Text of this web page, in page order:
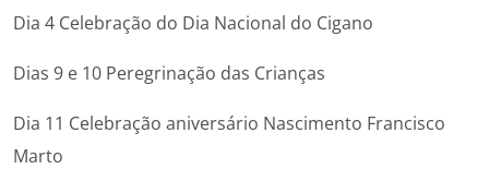
Dia 4 Celebração do Dia Nacional do Cigano
Dias 9 e 10 Peregrinação das Crianças
Dia 11 Celebração aniversário Nascimento Francisco
Marto